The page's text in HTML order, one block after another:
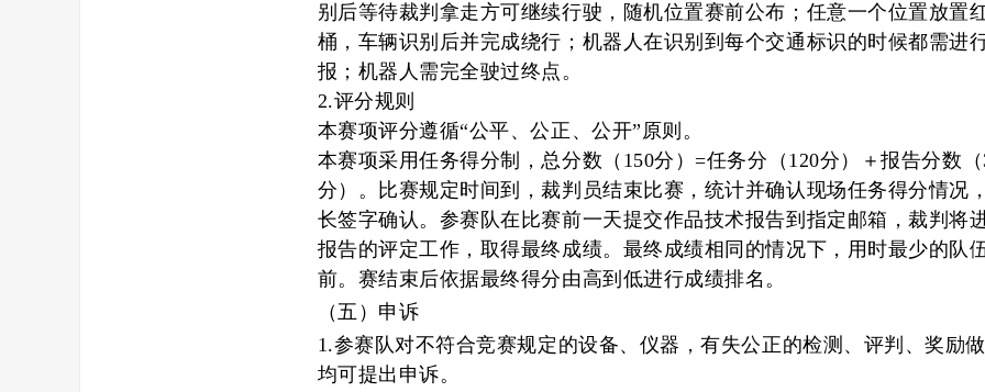
别后等待裁判拿走方可继续行驶，随机位置赛前公布；任意一个位置放置
桶，车辆识别后并完成绕行；机器人在识别到每个交通标识的时候都需进
报；机器人需完全驶过终点。
2.评分规则
本赛项评分遵循“公平、公正、公开”原则。
本赛项采用任务得分制，总分数（ 150分）=任务分（120分）＋报告分数
分）。比赛规定时间到，裁判员结束比赛，统计并确认现场任务得分情况
长签字确认。参赛队在比赛前一天提交作品技术报告到指定邮箱，裁判将
报告的评定工作，取得最终成绩。最终成绩相同的情况下，用时最少的队
前。 赛结束后依据最终得分由高到低进行成绩排名。
（五） 申诉
1.参赛队对不符合竞赛规定的设备、仪器，有失公正的检测、评判、奖励
均可提出申诉。